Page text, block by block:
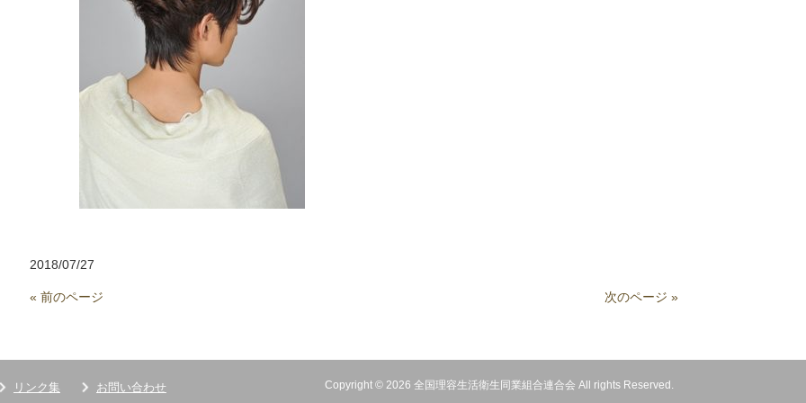
2018/07/27
« 前のページ 次のページ »
リンク集 お問い合わせ Copyright © 2026 全国理容生活衛生同業組合連合会 All rights Reserved.